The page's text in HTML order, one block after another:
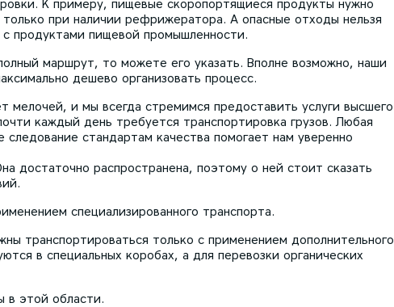
К примеру, пищевые скоропортящиеся продукты нужно
только при наличии рефрижератора. А опасные отходы нельзя
с продуктами пищевой промышленности.
маршрут, то можете его указать. Вполне возможно, наши
дешево организовать процесс.
мелочей, и мы всегда стремимся предоставить услуги высшего
каждый день требуется транспортировка грузов. Любая
стандартам качества помогает нам уверенно
достаточно распространена, поэтому о ней стоит сказать
специализированного транспорта.
транспортироваться только с применением дополнительного
в специальных коробах, а для перевозки органических
в этой области.